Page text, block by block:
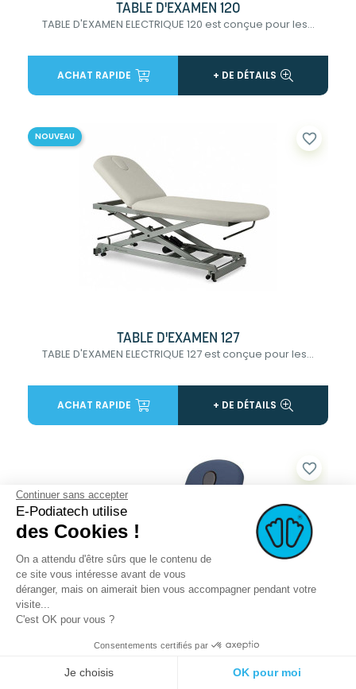
TABLE D'EXAMEN 120
TABLE D'EXAMEN ELECTRIQUE 120 est conçue pour les...
ACHAT RAPIDE + DE DÉTAILS
favorite_border
TABLE D'EXAMEN 127
TABLE D'EXAMEN ELECTRIQUE 127 est conçue pour les...
NOUVEAU
ACHAT RAPIDE + DE DÉTAILS
favorite_border
TABLE D'EXAMEN 777
TABLE D'EXAMEN ELECTRIQUE est un outil d'analyse...
Continuer sans accepter
E-Podiatech utilise
des Cookies !
On a attendu d'être sûrs que le contenu de
ce site vous intéresse avant de vous
déranger, mais on aimerait bien vous accompagner pendant votre
visite...
C'est OK pour vous ?
Consentements certifiés par
Je choisis OK pour moi